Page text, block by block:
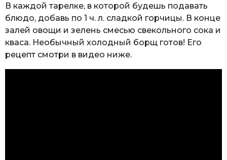
В каждой тарелке, в которой будешь подавать
блюдо, добавь по 1 ч. л. сладкой горчицы. В конце
залей овощи и зелень смесью свекольного сока и
кваса. Необычный холодный борщ готов! Его
рецепт смотри в видео ниже.